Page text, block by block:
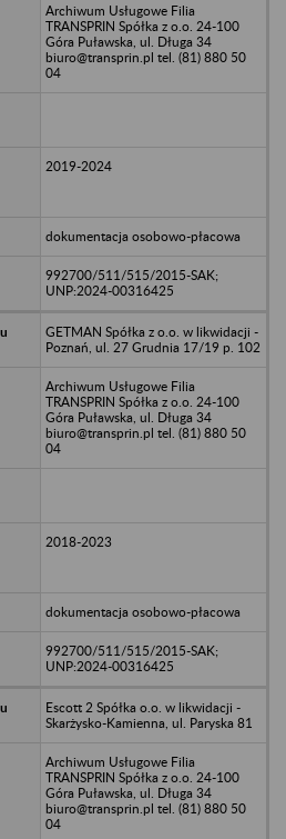
Archiwum Usługowe Filia
TRANSPRIN Spółka z o.o. 24-100
Góra Puławska, ul. Długa 34
biuro@transprin.pl tel. (81) 880 50
04
2019-2024
dokumentacja osobowo-płacowa
992700/511/515/2015-SAK;
UNP:2024-00316425
GETMAN Spółka z o.o. w likwidacji -
Poznań, ul. 27 Grudnia 17/19 p. 102
Archiwum Usługowe Filia
TRANSPRIN Spółka z o.o. 24-100
Góra Puławska, ul. Długa 34
biuro@transprin.pl tel. (81) 880 50
04
2018-2023
dokumentacja osobowo-płacowa
992700/511/515/2015-SAK;
UNP:2024-00316425
Escott 2 Spółka o.o. w likwidacji -
Skarżysko-Kamienna, ul. Paryska 81
Archiwum Usługowe Filia
TRANSPRIN Spółka z o.o. 24-100
Góra Puławska, ul. Długa 34
biuro@transprin.pl tel. (81) 880 50
04